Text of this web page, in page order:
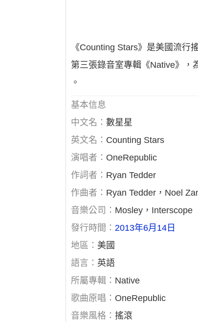
《Counting Stars》是美國流行
第三張錄音室專輯《Native》，
。
基本信息
中文名：數星星
英文名： Counting Stars
演唱者： OneRepublic
作詞者： Ryan Tedder
作曲者： Ryan Tedder，Noel
音樂公司： Mosley，Interscope
發行時間：2013年6月14日
地區： 美國
語言：英語
所屬專輯： Native
歌曲原唱： OneRepublic
音樂風格：搖滾